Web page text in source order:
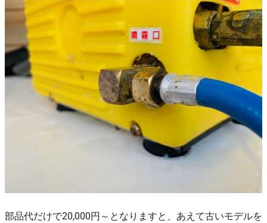
部品代だけで20,000円～となりますと、あえて古いモデルを